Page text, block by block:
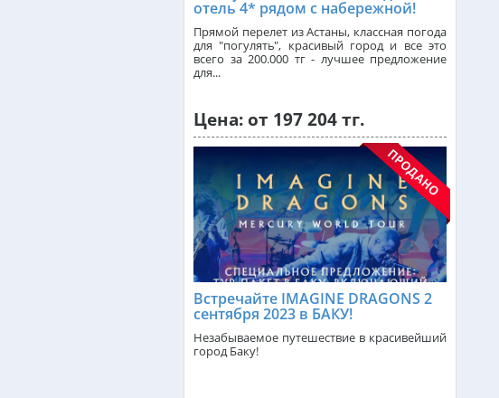
Италия из Алматы
Чехия из Алматы
Греция из Алматы
Сейшелы из Алматы
Доминикана из Алматы
Франция из Алматы
отель 4* рядом с набережной!
Прямой перелет из Астаны, классная погода
для "погулять", красивый город и все это
всего за 200.000 тг - лучшее предложение
для...
Цена: от 197 204 тг.
Встречайте IMAGINE DRAGONS 2
сентября 2023 в БАКУ!
Незабываемое путешествие в красивейший
город Баку!